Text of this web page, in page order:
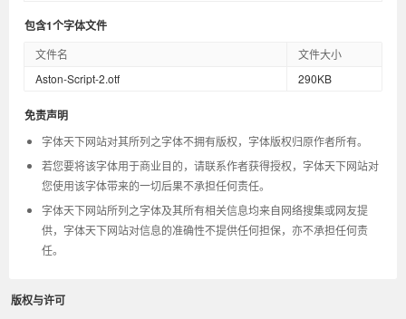
包含1个字体文件
文件名
文件大小
Aston-Script-2.otf
290KB
免责声明
字体天下网站对其所列之字体不拥有版权，字体版权归原作者所有。
若您要将该字体用于商业目的，请联系作者获得授权，字体天下网站对
您使用该字体带来的一切后果不承担任何责任。
字体天下网站所列之字体及其所有相关信息均来自网络搜集或网友提
供，字体天下网站对信息的准确性不提供任何担保，亦不承担任何责
任。
版权与许可